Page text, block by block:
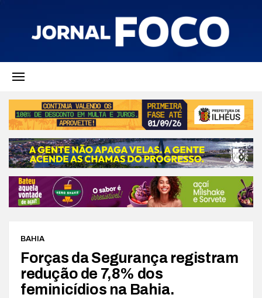
BAHIA
Forças da Segurança registram
redução de 7,8% dos
feminicídios na Bahia.